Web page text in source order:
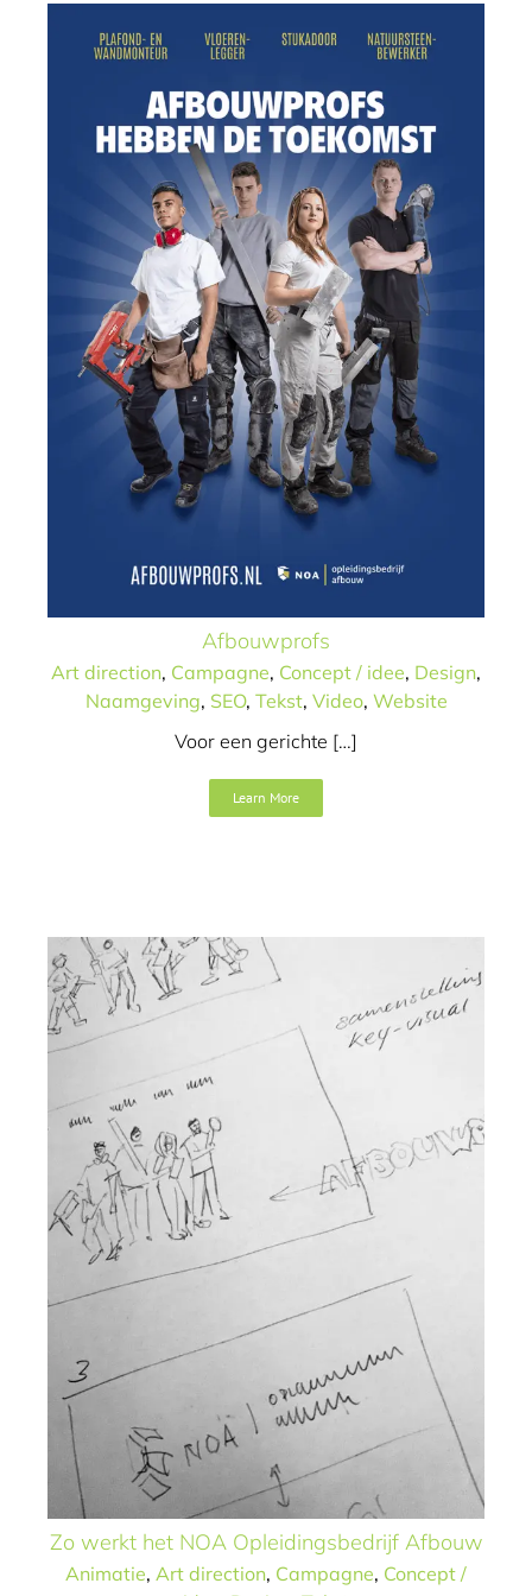
Afbouwprofs
Art direction, Campagne, Concept / idee, Design,
Naamgeving, SEO, Tekst, Video, Website
Voor een gerichte […]
Learn More
Zo werkt het NOA
Opleidingsbedrijf
Afbouw
Design Tekst
Zo werkt het NOA Opleidingsbedrijf Afbouw
Animatie, Art direction, Campagne, Concept /